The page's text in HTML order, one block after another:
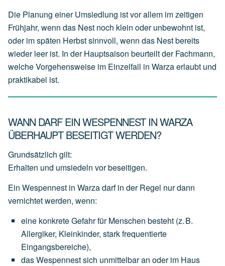
Die Planung einer Umsiedlung ist vor allem im zeitigen
Frühjahr, wenn das Nest noch klein oder unbewohnt ist,
oder im späten Herbst sinnvoll, wenn das Nest bereits
wieder leer ist. In der Hauptsaison beurteilt der Fachmann,
welche Vorgehensweise im Einzelfall in Warza erlaubt und
praktikabel ist.
WANN DARF EIN WESPENNEST IN WARZA
ÜBERHAUPT BESEITIGT WERDEN?
Grundsätzlich gilt:
Erhalten und umsiedeln vor beseitigen.
Ein Wespennest in Warza darf in der Regel nur dann
vernichtet werden, wenn:
eine konkrete Gefahr für Menschen besteht (z.B.
Allergiker, Kleinkinder, starkfrequentierte
Eingangsbereiche),
dasWespennestsich unmittelbar an oder im Haus